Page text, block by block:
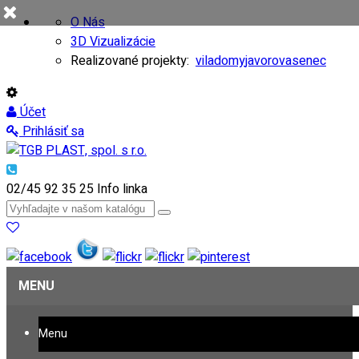
O Nás
3D Vizualizácie
Realizované projekty: viladomyjavorovasenec
Účet
Prihlásiť sa
02/45 92 35 25 Info linka
MENU
Menu